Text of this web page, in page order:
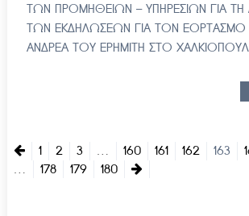
ΤΩΝ ΠΡΟΜΗΘΕΙΩΝ – ΥΠΗΡΕΣΙΩΝ ΓΙΑ ΤΗ
ΤΩΝ ΕΚΔΗΛΩΣΕΩΝ ΓΙΑ ΤΟΝ ΕΟΡΤΑΣΜΟ
ΑΝΔΡΕΑ ΤΟΥ ΕΡΗΜΙΤΗ ΣΤΟ
1 2 3 … 160 161 162 163
178 179 180